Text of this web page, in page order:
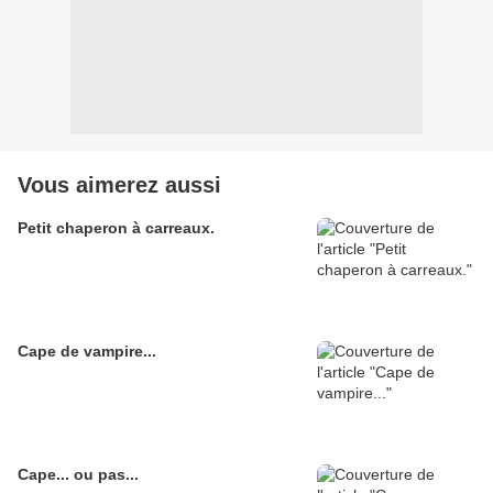
Vous aimerez aussi
Petit chaperon à carreaux.
Cape de vampire...
Cape... ou pas...